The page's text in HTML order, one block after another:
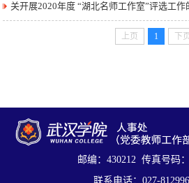
关开展2020年度 “湖北名师工作室”评选工作
上页 1 下页
邮编：430212 传真号码
联系电话：027-